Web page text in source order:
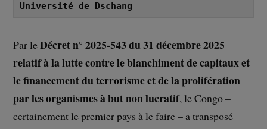
Université de Dschang
Par leDécret n° 2025-543 du 31 décembre 2025
relatif à la lutte contre le blanchiment de capitaux et
le financement du terrorisme et de la prolifération
par les organismes à but non lucratif, le Congo –
certainement le premier pays à le faire – a transposé